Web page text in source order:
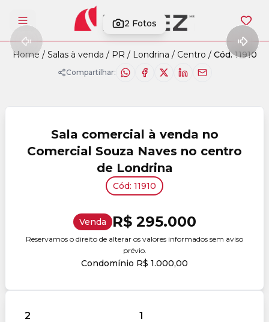
Abrir menu 2 Fotos
Home / Salas à venda / PR / Londrina / Centro / Cód. 11910
Compartilhar:
Sala comercial à venda no
Comercial Souza Naves no centro
de Londrina
Cód: 11910
Venda R$ 295.000
Reservamos o direito de alterar os valores informados sem aviso
prévio.
Condomínio R$ 1.000,00
2 1